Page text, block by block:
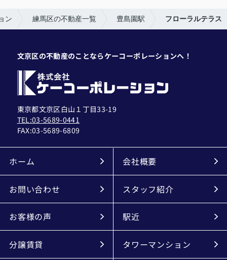
ン 練馬区の不動産一覧 豊島園駅 フローラルテラス
文京区の不動産のことならケーコーポレーションへ！
東京都文京区白山１丁目33-19
TEL:03-5689-0441
FAX:03-5689-6809
ホーム 会社概要
お問い合わせ スタッフ紹介
お客様の声 駅近
分譲賃貸 タワーマンション